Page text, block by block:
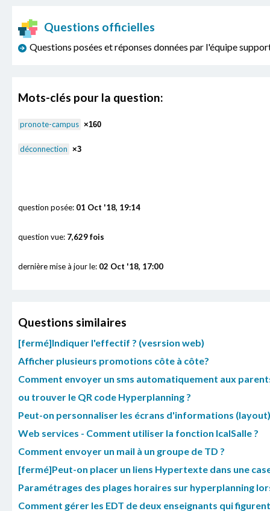
Questions officielles
Questions posées et réponses données par l'équipe
Mots-clés pour la question:
pronote-campus ×160
déconnection ×3
question posée: 01 Oct '18, 19:14
question vue: 7,629 fois
dernière mise à jour le: 02 Oct '18, 17:00
Questions similaires
[fermé]Indiquer l'effectif ? (vesrsion web)
Afficher plusieurs promotions côte à côte?
Comment envoyer un sms automatiquement aux
ou trouver le QR code Hyperplanning ?
Peut-on personnaliser les écrans d'informations
Web services - Comment utiliser la fonction IcalSalle ?
Comment envoyer un mail à un groupe de TD ?
[fermé]Peut-on placer un liens Hypertexte dans une
Paramétrages des plages horaires sur hyperplanning
Comment gérer les EDT de deux enseignants qui